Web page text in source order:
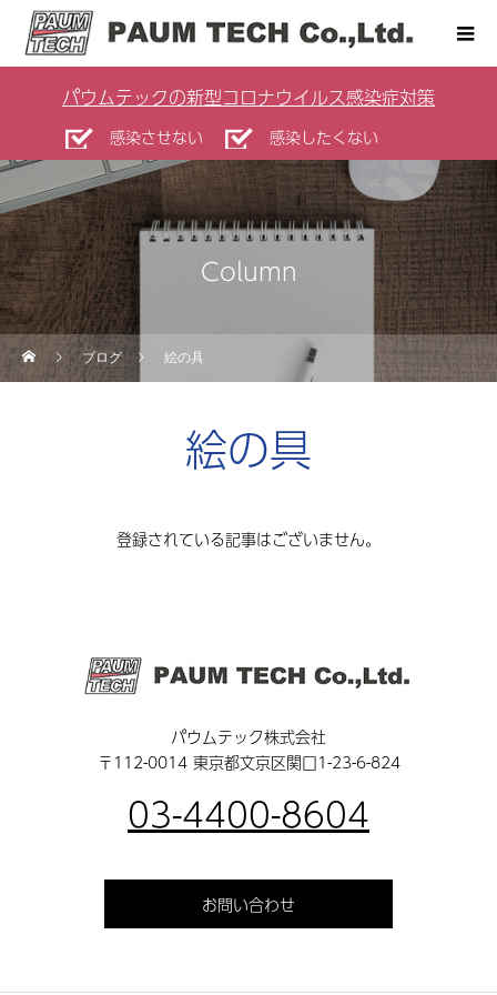
パウムテックの新型コロナウイルス感染症対策
感染させない 感染したくない
Column
ブログ 絵の具
絵の具
登録されている記事はございません。
パウムテック株式会社
〒112-0014 東京都文京区関口1-23-6-824
03-4400-8604
お問い合わせ